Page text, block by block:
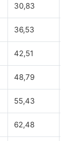
30,83
36,53
42,51
48,79
55,43
62,48